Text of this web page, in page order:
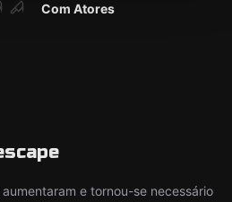
Com Atores
e tornou-se necessário